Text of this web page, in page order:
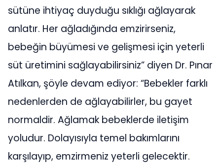
sütüne ihtiyaç duyduğu sıklığı ağlayarak
anlatır. Her ağladığında emzirirseniz,
bebeğin büyümesi ve gelişmesi için yeterli
süt üretimini sağlayabilirsiniz” diyen Dr. Pınar
Atılkan, şöyle devam ediyor: “Bebekler farklı
nedenlerden de ağlayabilirler, bu gayet
normaldir. Ağlamak bebeklerde iletişim
yoludur. Dolayısıyla temel bakımlarını
karşılayıp, emzirmeniz yeterli gelecektir.